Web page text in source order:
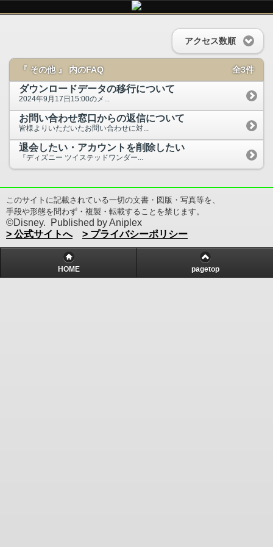
アクセス数順
『 その他 』 内のFAQ 全3件
ダウンロードデータの移行について
2024年9月17日15:00のメ...
お問い合わせ窓口からの返信について
皆様よりいただいたお問い合わせに対...
退会したい・アカウントを削除したい
『ディズニー ツイステッドワンダー...
このサイトに記載されている一切の文書・図版・写真等を、
手段や形態を問わず・複製・転載することを禁じます。
©Disney. Published by Aniplex
> 公式サイトへ
> プライバシーポリシー
HOME pagetop